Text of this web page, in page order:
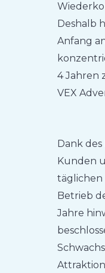
Deshalb
Anfang
4 Jahren
VEX
Dank
Kunden
täglichen
Betrieb
Jahre